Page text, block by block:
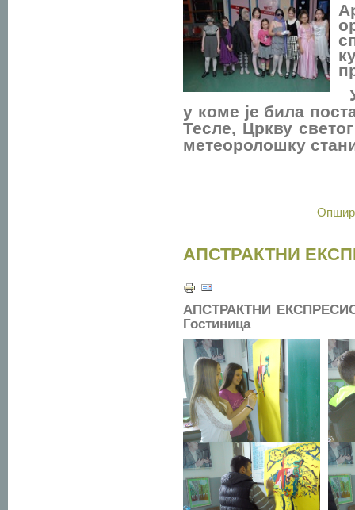
у коме је била
Тесле, Цркву
метеоролошку
АПСТРАКТНИ
АПСТРАКТНИ
Гостиница